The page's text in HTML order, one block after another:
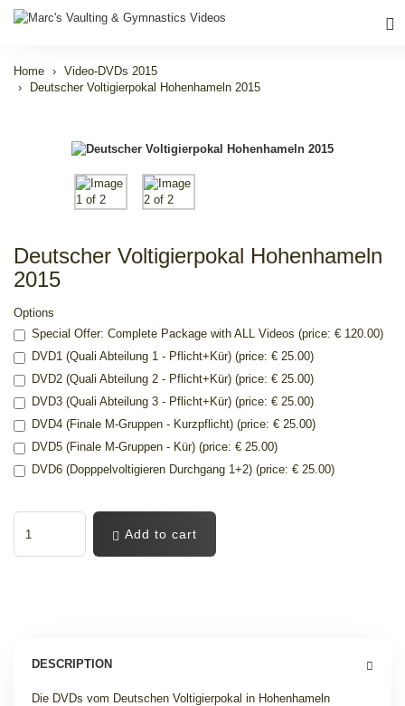
Home
Video-DVDs 2015
Deutscher Voltigierpokal Hohenhameln 2015
Deutscher Voltigierpokal Hohenhameln
2015
Options
Special Offer: Complete Package with ALL Videos (price: € 120.00)
DVD1 (Quali Abteilung 1 - Pflicht+Kür) (price: € 25.00)
DVD2 (Quali Abteilung 2 - Pflicht+Kür) (price: € 25.00)
DVD3 (Quali Abteilung 3 - Pflicht+Kür) (price: € 25.00)
DVD4 (Finale M-Gruppen - Kurzpflicht) (price: € 25.00)
DVD5 (Finale M-Gruppen - Kür) (price: € 25.00)
DVD6 (Dopppelvoltigieren Durchgang 1+2) (price: € 25.00)
Add to cart
DESCRIPTION
Die DVDs vom Deutschen Voltigierpokal in Hohenhameln